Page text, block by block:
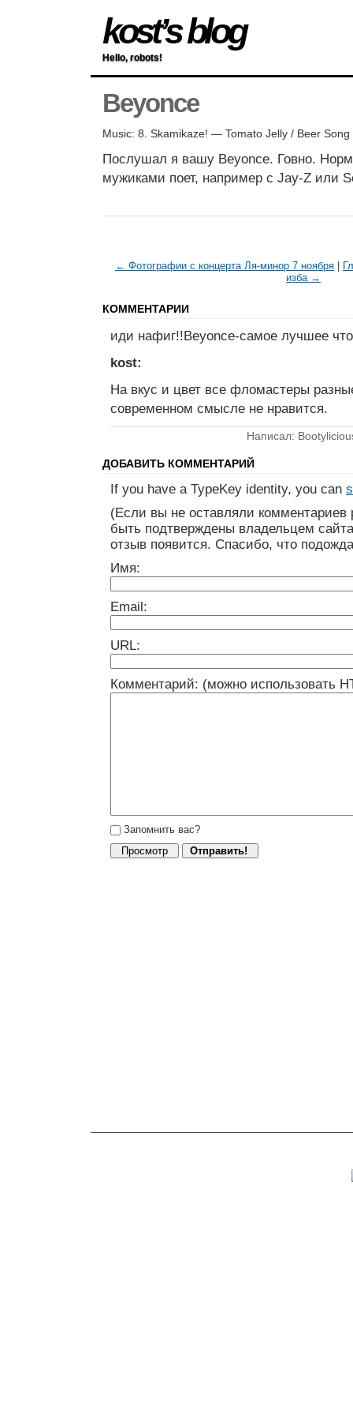
kost’s blog
Hello, robots!
Beyonce
Music: 8. Skamikaze! — Tomato Jelly / Beer Song
Послушал я вашу Beyonce. Говно.
мужиками поет, например с Jay-Z или
← Фотографии с концерта Ля-минор 7 ноября
изба →
КОММЕНТАРИИ
иди нафиг!!Beyonce-самое лучшее
kost:
На вкус и цвет все фломастеры
современном смысле не нравится.
Написал:
ДОБАВИТЬ КОММЕНТАРИЙ
If you have a TypeKey identity, you can
(Если вы не оставляли
быть подтверждены владельцем
отзыв появится. Спасибо, что
Имя:
Email:
URL:
Комментарий: (можно использовать
Запомнить вас?